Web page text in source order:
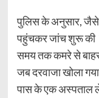
पुलिस के अनुसार, जैसे
पहुंचकर जांच शुरू की।
समय तक कमरे से
जब दरवाजा खोला
पास के एक अस्पताल ले